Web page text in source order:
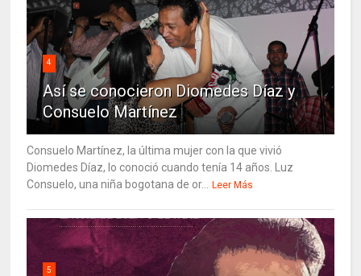
4
Así se conocieron Diomedes Díaz y
Consuelo Martínez
Consuelo Martínez, la última mujer con la que vivió
Diomedes Díaz, lo conoció cuando tenía 14 años. Luz
Consuelo, una niña bogotana de or...
Leer Más
5